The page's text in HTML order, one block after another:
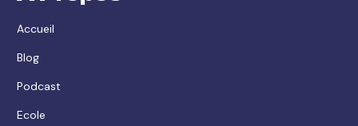
Accueil
Blog
Podcast
Ecole